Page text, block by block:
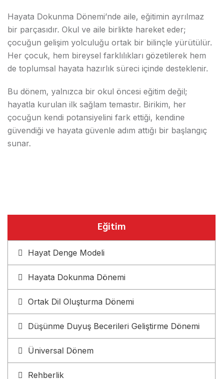
Hayata Dokunma Dönemi’nde aile, eğitimin ayrılmaz
bir parçasıdır. Okul ve aile birlikte hareket eder;
çocuğun gelişim yolculuğu ortak bir bilinçle yürütülür.
Her çocuk, hem bireysel farklılıkları gözetilerek hem
de toplumsal hayata hazırlık süreci içinde desteklenir.
Bu dönem, yalnızca bir okul öncesi eğitim değil;
hayatla kurulan ilk sağlam temastır. Birikim, her
çocuğun kendi potansiyelini fark ettiği, kendine
güvendiği ve hayata güvenle adım attığı bir başlangıç
sunar.
Eğitim
Hayat Denge Modeli
Hayata Dokunma Dönemi
Ortak Dil Oluşturma Dönemi
Düşünme Duyuş Becerileri Geliştirme Dönemi
Üniversal Dönem
Rehberlik